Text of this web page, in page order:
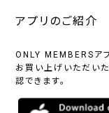
アプリのご紹介
ONLY MEMBERSア
お買い上げいただい
認できます。